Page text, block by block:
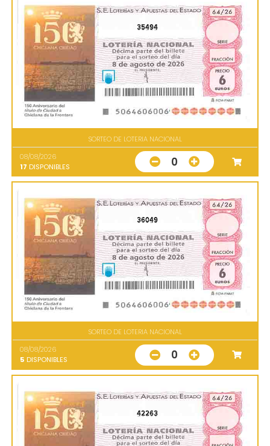
35494
SORTEO DE LOTERIA NACIONAL
08/08/2026
17 DISPONIBLES 0
36049
SORTEO DE LOTERIA NACIONAL
08/08/2026
5 DISPONIBLES 0
42263